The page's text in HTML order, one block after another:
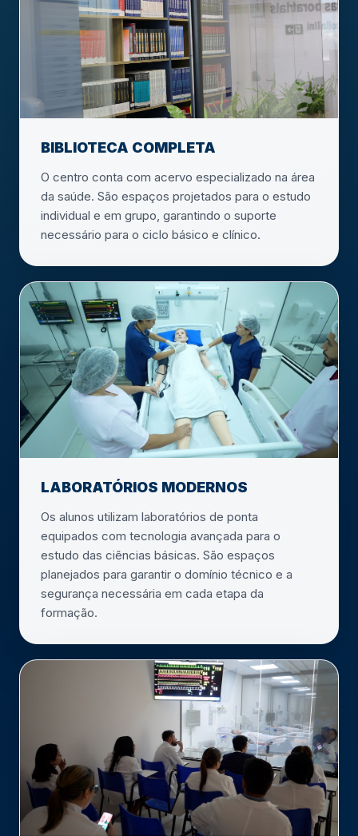
BIBLIOTECA COMPLETA
O centro conta com acervo especializado na área
da saúde. São espaços projetados para o estudo
individual e em grupo, garantindo o suporte
necessário para o ciclo básico e clínico.
LABORATÓRIOS MODERNOS
Os alunos utilizam laboratórios de ponta
equipados com tecnologia avançada para o
estudo das ciências básicas. São espaços
planejados para garantir o domínio técnico e a
segurança necessária em cada etapa da
formação.